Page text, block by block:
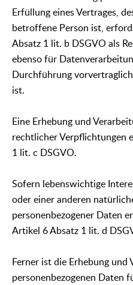
Erfüllung eines Vertrages,
betroffene Person ist,
Absatz 1 lit. b DSGVO als
ebenso für
Durchführung
ist.
Eine Erhebung und
rechtlicher Verpflichtungen
1 lit. c DSGVO.
Sofern lebenswichtige
oder einer anderen
personenbezogener Daten
Artikel 6 Absatz 1 lit. d
Ferner ist die Erhebung und
personenbezogenen Daten